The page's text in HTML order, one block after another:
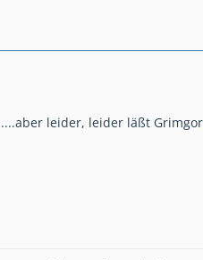
leider, leider läßt